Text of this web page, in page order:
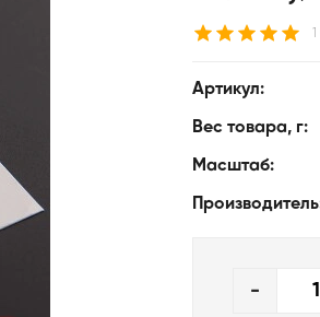
Артикул:
Вес товара, г:
Масштаб:
-